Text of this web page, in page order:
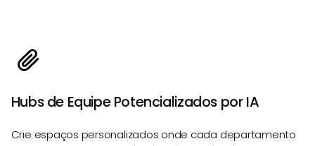
Hubs de Equipe Potencializados por IA
Crie espaços personalizados onde cada departamento